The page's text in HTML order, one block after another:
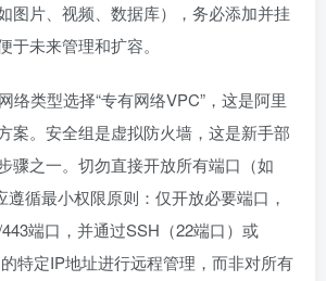
图片、视频、数据库），务必添加并挂
于未来管理和扩容。
络类型选择“专有网络VPC”，这是阿里
案。安全组是虚拟防火墙，这是新手部
骤之一。切勿直接开放所有端口（如
遵循最小权限原则：仅开放必要端口，
端口，并通过SSH（22端口）或
特定IP地址进行远程管理，而非对所有